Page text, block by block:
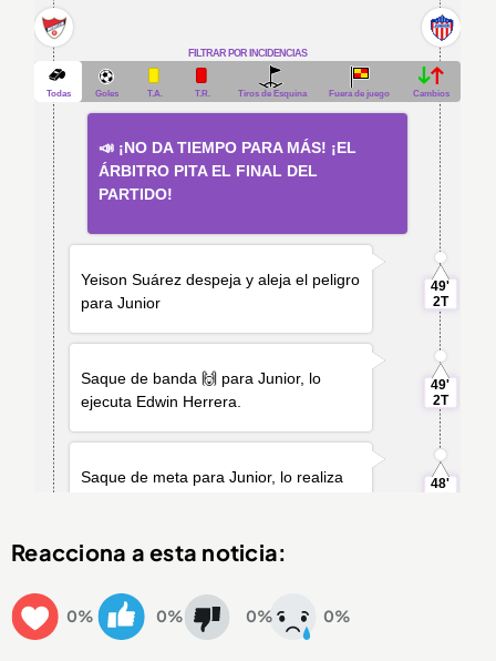
Reacciona a esta noticia:
0% 0% 0% 0%